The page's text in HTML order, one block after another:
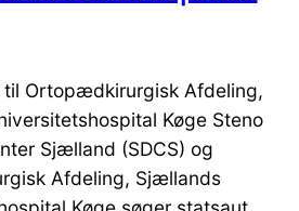
til Ortopædkirurgisk Afdeling,
Køge Steno
Sjælland (SDCS) og
Afdeling, Sjællands